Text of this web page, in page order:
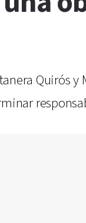
Quirós y